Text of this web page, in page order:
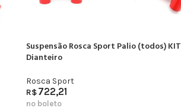
Suspensão Rosca Sport Palio (todos) KIT
Dianteiro
Rosca Sport
R$722,21
no boleto